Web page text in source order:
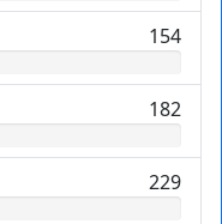
154
182
229